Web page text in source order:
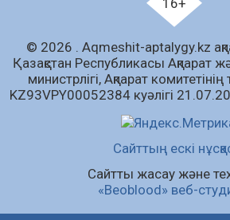
құрамы тексерілді: сараптама
Жергілікті тауар
шаралары күшейтілуде
болып тағайындалды
04.08.2026
Барлық жаңалық
© 2026 . Аqmeshit-aptalygy.kz
Қазақстан Республикасы Ақпарат
министрлігі, Ақпарат
KZ93VPY00052384 куәлігі
Сайттың ескі
Сайтты жасау және
«Beoblood» веб-